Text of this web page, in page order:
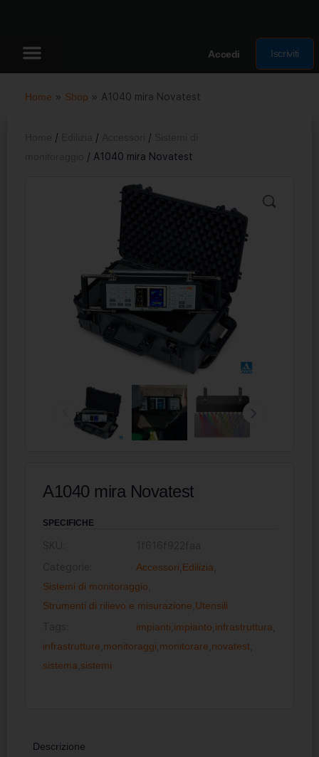
Accedi Iscriviti
Home » Shop » A1040 mira Novatest
/ / /
/ A1040 mira Novatest
A1040 mira Novatest
SPECIFICHE
Accessori Edilizia
Sistemi di monitoraggio
Strumenti di rilievo e misurazione Utensili
impianti impianto infrastruttura
infrastrutture monitoraggi monitorare novatest
sistema sistemi
Descrizione